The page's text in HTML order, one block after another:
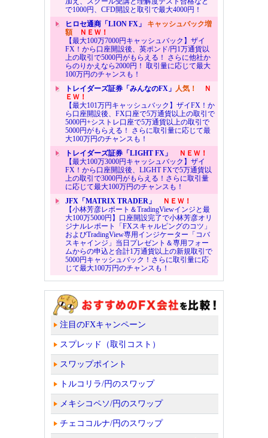
で1000円、CFD開設と取引で最大4000円！
ヒロセ通商「LION FX」 キャッシュバック増
額ＮＥＷ！
【最大100万7000円キャッシュバック】ザイ
FX！から口座開設後、英ポンド/円1万通貨以
上の取引で5000円がもらえる！ さらに他社か
らのりかえなら2000円！ 取引量に応じて最大
100万円のチャンスも！
トレイダーズ証券「みんなのFX」 人気！
Ｎ
ＥＷ！
【最大101万円キャッシュバック】ザイFX！か
ら口座開設後、FX口座で5万通貨以上の取引で
5000円+シストレ口座で5万通貨以上の取引で
5000円がもらえる！ さらに取引量に応じて最
大100万円のチャンスも！
トレイダーズ証券「LIGHT FX」
ＮＥＷ！
【最大100万3000円キャッシュバック】ザイ
FX！から口座開設後、LIGHT FXで5万通貨以
上の取引で3000円がもらえる！さらに取引量
に応じて最大100万円のチャンスも！
JFX「MATRIX TRADER」
ＮＥＷ！
【小林芳彦レポート＆TradingViewインジと最
大100万5000円】口座開設完了で小林芳彦オリ
ジナルレポート「FXスキャルピングのコツ」
およびTradingView専用インジケーター「コバ
スキャインジ」当日プレゼント＆専用フォー
ムからの申込と合計1万通貨以上の新規取引で
5000円キャッシュバック！さらに取引量に応
じて最大100万円のチャンスも！
注目のFXキャンペーン
スプレッド（取引コスト）
スワップポイント
トルコリラ/円のスワップ
メキシコペソ/円のスワップ
チェココルナ/円のスワップ